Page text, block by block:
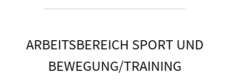
ARBEITSBEREICH SPORT UND
BEWEGUNG/TRAINING